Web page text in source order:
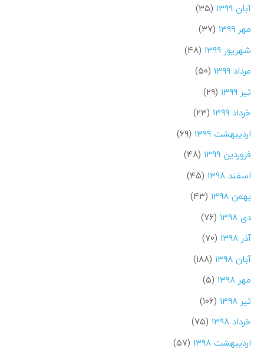
آبان ۱۳۹۹
(۳۵)
مهر ۱۳۹۹
(۳۷)
شهریور ۱۳۹۹
(۴۸)
مرداد ۱۳۹۹
(۵۰)
تیر ۱۳۹۹
(۲۹)
خرداد ۱۳۹۹
(۲۳)
اردیبهشت ۱۳۹۹
(۶۹)
فروردین ۱۳۹۹
(۴۸)
اسفند ۱۳۹۸
(۴۵)
بهمن ۱۳۹۸
(۴۳)
دی ۱۳۹۸
(۷۶)
آذر ۱۳۹۸
(۷۰)
آبان ۱۳۹۸
(۱۸۸)
مهر ۱۳۹۸
(۵)
تیر ۱۳۹۸
(۱۰۶)
خرداد ۱۳۹۸
(۷۵)
اردیبهشت ۱۳۹۸
(۵۷)